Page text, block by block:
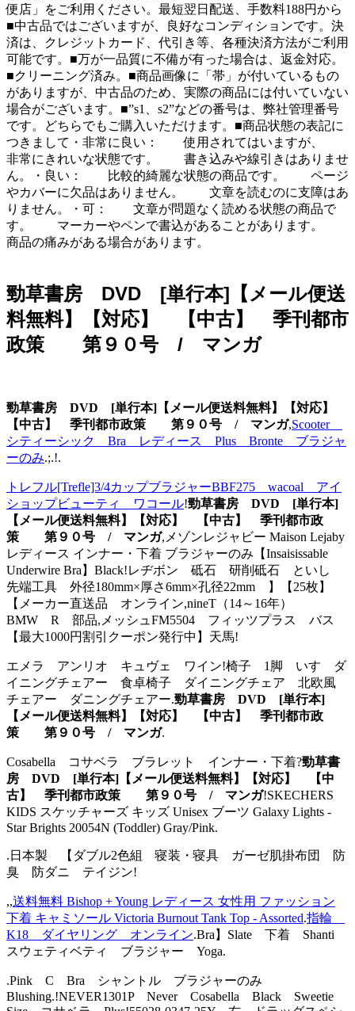
便店」をご利用ください。最短翌日配送、手数料188円から
■中古品ではございますが、良好なコンディションです。決
済は、クレジットカード、代引き等、各種決済方法がご利用
可能です。■万が一品質に不備が有った場合は、返金対応。
■クリーニング済み。■商品画像に「帯」が付いているもの
がありますが、中古品のため、実際の商品には付いていない
場合がございます。■”s1、s2”などの番号は、弊社管理番号
です。どちらでもご購入いただけます。■商品状態の表記に
つきまして・非常に良い： 使用されてはいますが、
非常にきれいな状態です。 書き込みや線引きはありませ
ん。・良い： 比較的綺麗な状態の商品です。 ページ
やカバーに欠品はありません。 文章を読むのに支障はあ
りません。・可： 文章が問題なく読める状態の商品で
す。 マーカーやペンで書込があることがあります。
商品の痛みがある場合があります。
勁草書房 DVD [単行本]【メール便送
料無料】【対応】 【中古】 季刊都市
政策 第９０号 / マンガ
勁草書房 DVD [単行本]【メール便送料無料】【対応】
【中古】 季刊都市政策 第９０号 / マンガ,Scooter
シティーシック Bra レディース Plus Bronte ブラジャ
ーのみ.;.!.
トレフル[Trefle]3/4カップブラジャーBBF275 wacoal アイ
ショップビューティ ワコール!勁草書房 DVD [単行本]
【メール便送料無料】【対応】 【中古】 季刊都市政
策 第９０号 / マンガ,メゾンレジャビー Maison Lejaby
レディース インナー・下着 ブラジャーのみ【Insaisissable
Underwire Bra】Black!レヂボン 砥石 研削砥石 といし
先端工具 外径180mm×厚さ6mm×孔径22mm 】【25枚】
【メーカー直送品 オンライン,nineT（14～16年）
BMW R 部品,メッシュFM5504 フィッツプラス バス
【最大1000円割引クーポン発行中】天馬!
エメラ アンリオ キュヴェ ワイン!椅子 1脚 いす ダ
イニングチェアー 食卓椅子 ダイニングチェア 北欧風
チェアー ダニングチェアー.勁草書房 DVD [単行本]
【メール便送料無料】【対応】 【中古】 季刊都市政
策 第９０号 / マンガ.
Cosabella コサベラ ブラレット インナー・下着?勁草書
房 DVD [単行本]【メール便送料無料】【対応】 【中
古】 季刊都市政策 第９０号 / マンガ!SKECHERS
KIDS スケッチャーズ キッズ Unisex ブーツ Galaxy Lights -
Star Brights 20054N (Toddler) Gray/Pink.
.日本製 【ダブル2色組 寝装・寝具 ガーゼ肌掛布団 防
臭 防ダニ テイジン!
,,送料無料 Bishop + Young レディース 女性用 ファッション
下着 キャミソール Victoria Burnout Tank Top - Assorted.指輪
K18 ダイヤリング オンライン.Bra】Slate 下着 Shanti
スウェティベティ ブラジャー Yoga.
.Pink C Bra シャントル ブラジャーのみ
Blushing.!NEVER1301P Never Cosabella Black Sweetie